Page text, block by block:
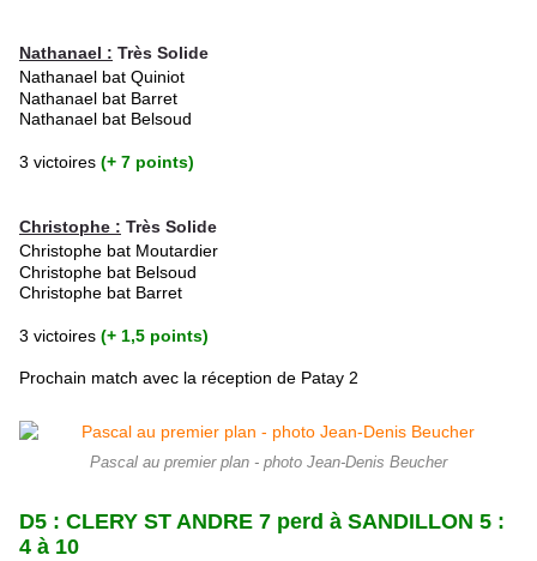
Nathanael : Très Solide
Nathanael bat Quiniot
Nathanael bat Barret
Nathanael bat Belsoud
3 victoires (+ 7 points)
Christophe : Très Solide
Christophe bat Moutardier
Christophe bat Belsoud
Christophe bat Barret
3 victoires (+ 1,5 points)
Prochain match avec la réception de Patay 2
Pascal au premier plan - photo Jean-Denis Beucher
D5 : CLERY ST ANDRE 7 perd à SANDILLON 5 :
4 à 10